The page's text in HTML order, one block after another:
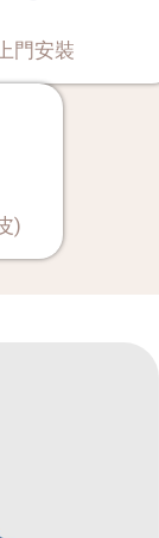
門安裝
)